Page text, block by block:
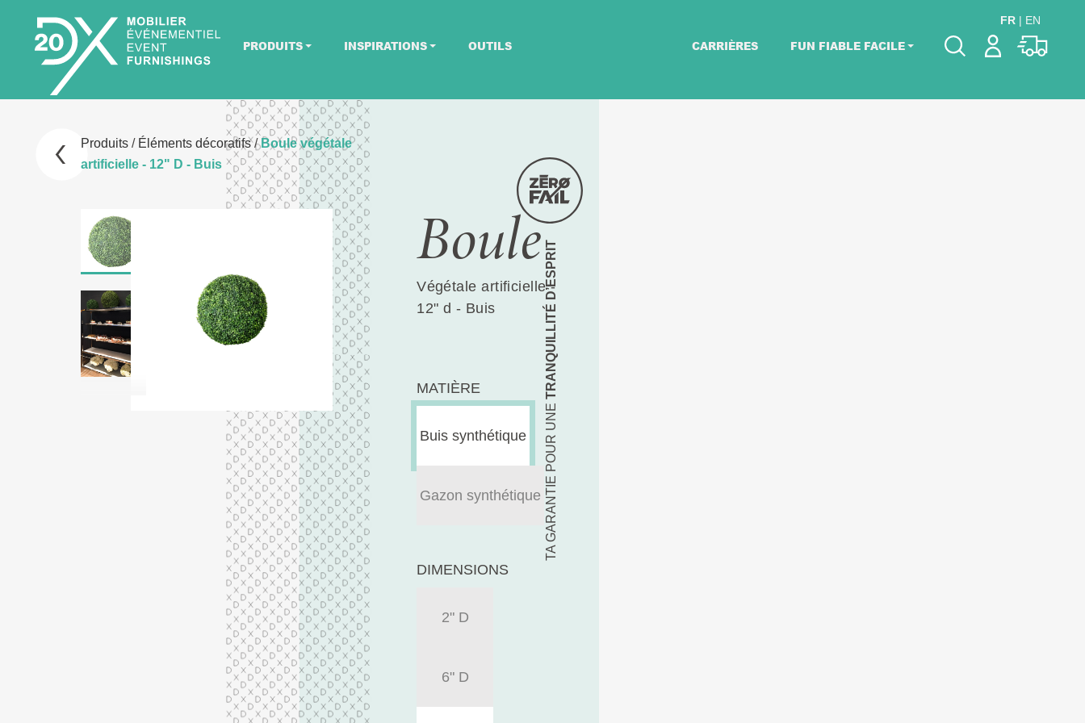
PRODUITS INSPIRATIONS OUTILS CARRIÈRES FUN FIABLE FACILE
FR| EN
Produits/ Éléments décoratifs/Boule végétale
artificielle - 12" D - Buis
TA GARANTIE POUR UNE
TRANQUILLITÉ D’ESPRIT
Boule
Végétale artificielle -
12" d - Buis
MATIÈRE
Buis synthétique
Gazon synthétique
DIMENSIONS
2" D
6" D